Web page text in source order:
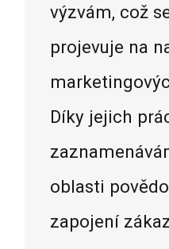
výzvám, což
projevuje na
Díky jejich
oblasti
zapojení